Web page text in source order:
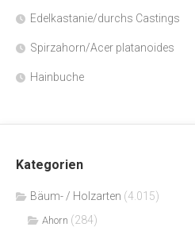
Edelkastanie/durchs Castings
Spirzahorn/Acer platanoides
Hainbuche
Kategorien
Bäum- / Holzarten (4.015)
Ahorn (284)